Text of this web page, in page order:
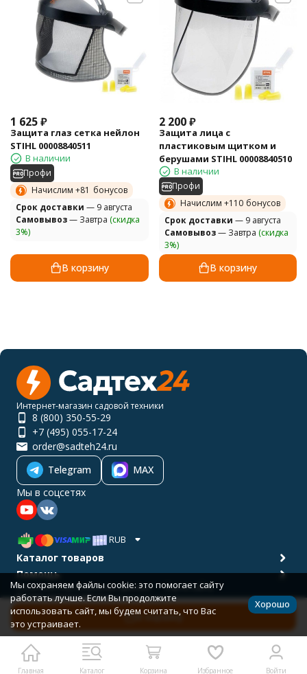
В корзину
1 625₽
Защита глаз сетка нейлон
STIHL 00008840511
В наличии
Профи
Начислим +81 бонусов
Cрок доставки — 9 августа
Самовывоз— Завтра (скидка
3%)
В корзину
2 200 ₽
Защита лица с
пластиковым щитком и
берушами STIHL 00008840510
В наличии
Профи
Начислим +110 бонусов
Cрок доставки — 9 августа
Самовывоз— Завтра (скидка
3%)
В корзину
Главная Каталог Корзина Избранное Войти
Интернет-магазин садовой техники
8 (800) 350-55-29
+7 (495) 055-17-24
order@sadteh24.ru
Telegram
MAX
Мы в соцсетях
RUB
Каталог товаров
Помощь
Политика персональных данных
Карта сайта
© 2001-2026 САДТЕХ24
Разработано вbodysite.ru
Мы сохраняем файлы cookie: это помогает сайту
работать лучше. Если Вы продолжите
использовать сайт, мы будем считать, что Вас
это устраивает.
Хорошо